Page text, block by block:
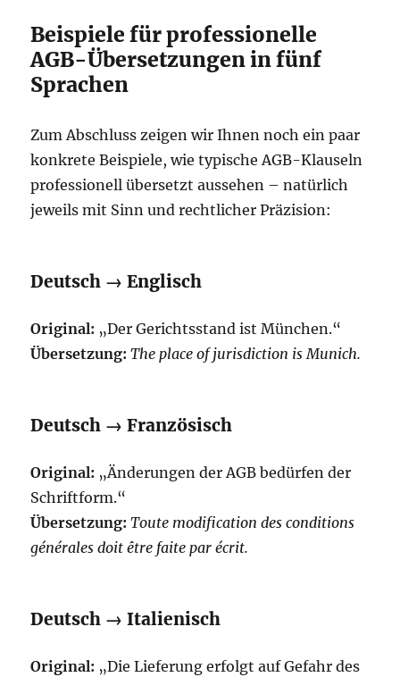
Beispiele für professionelle
AGB-Übersetzungen in fünf
Sprachen
Zum Abschluss zeigen wir Ihnen noch ein paar
konkrete Beispiele, wie typische AGB-Klauseln
professionell übersetzt aussehen – natürlich
jeweils mit Sinn und rechtlicher Präzision:
Deutsch → Englisch
Original: „Der Gerichtsstand ist München.“
Übersetzung: The place of jurisdiction is Munich.
Deutsch → Französisch
Original: „Änderungen der AGB bedürfen der
Schriftform.“
Übersetzung: Toute modification des conditions
générales doit être faite par écrit.
Deutsch → Italienisch
Original: „Die Lieferung erfolgt auf Gefahr des